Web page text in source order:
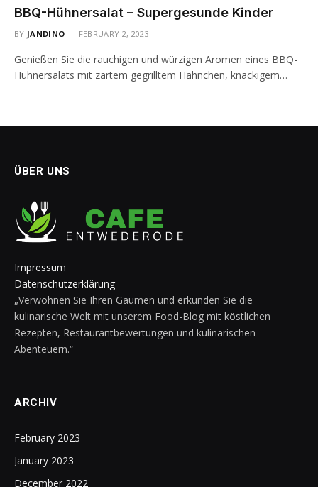
BBQ-Hühnersalat – Supergesunde Kinder
BY JANDINO FEBRUARY 2, 2023
Genießen Sie die rauchigen und würzigen Aromen eines BBQ-
Hühnersalats mit zartem gegrilltem Hähnchen, knackigem…
ÜBER UNS
Impressum
Datenschutzerklärung
„Verwöhnen Sie Ihren Gaumen und erkunden Sie die
kulinarische Welt mit unserem Food-Blog mit köstlichen
Rezepten, Restaurantbewertungen und kulinarischen
Abenteuern.“
ARCHIV
February 2023
January 2023
December 2022